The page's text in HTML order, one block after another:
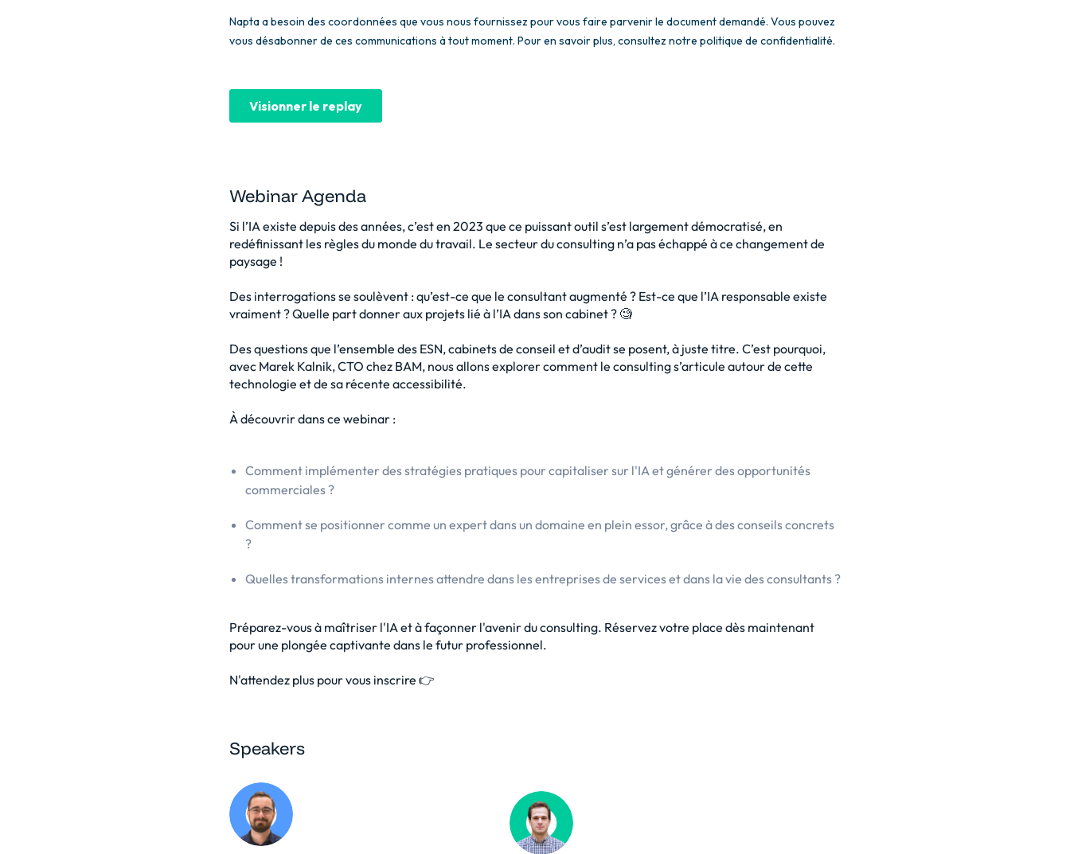
Webinar Agenda
Si l’IA existe depuis des années, c’est en 2023 que ce puissant outil s’est largement démocratisé, en
redéfinissant les règles du monde du travail. Le secteur du consulting n’a pas échappé à ce changement de
paysage !
Des interrogations se soulèvent : qu’est-ce que le consultant augmenté ? Est-ce que l’IA responsable existe
vraiment ? Quelle part donner aux projets lié à l’IA dans son cabinet ? 🧐
Des questions que l’ensemble des ESN, cabinets de conseil et d’audit se posent, à juste titre. C’est pourquoi,
avec Marek Kalnik, CTO chez BAM, nous allons explorer comment le consulting s’articule autour de cette
technologie et de sa récente accessibilité.
À découvrir dans ce webinar :
Comment implémenter des stratégies pratiques pour capitaliser sur l'IA et générer des opportunités
commerciales ?
Comment se positionner comme un expert dans un domaine en plein essor, grâce à des conseils concrets
?
Quelles transformations internes attendre dans les entreprises de services et dans la vie des consultants ?
Préparez-vous à maîtriser l'IA et à façonner l'avenir du consulting. Réservez votre place dès maintenant
pour une plongée captivante dans le futur professionnel.
N'attendez plus pour vous inscrire 👉
Speakers